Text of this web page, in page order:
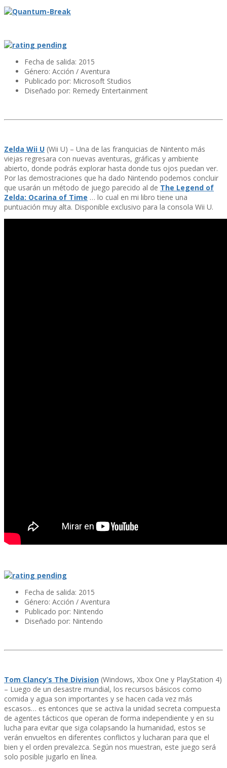
Fecha de salida: 2015
Género: Acción / Aventura
Publicado por: Microsoft Studios
Diseñado por: Remedy Entertainment
Zelda Wii U (Wii U) – Una de las franquicias de Nintento más
viejas regresara con nuevas aventuras, gráficas y ambiente
abierto, donde podrás explorar hasta donde tus ojos puedan ver.
Por las demostraciones que ha dado Nintendo podemos concluir
que usarán un método de juego parecido al de The Legend of
Zelda: Ocarina of Time … lo cual en mi libro tiene una
puntuación muy alta. Disponible exclusivo para la consola Wii U.
Fecha de salida: 2015
Género: Acción / Aventura
Publicado por: Nintendo
Diseñado por: Nintendo
Tom Clancy’s The Division (Windows, Xbox One y PlayStation 4)
– Luego de un desastre mundial, los recursos básicos como
comida y agua son importantes y se hacen cada vez más
escasos… es entonces que se activa la unidad secreta compuesta
de agentes tácticos que operan de forma independiente y en su
lucha para evitar que siga colapsando la humanidad, estos se
verán envueltos en diferentes conflictos y lucharan para que el
bien y el orden prevalezca. Según nos muestran, este juego será
solo posible jugarlo en lí­nea.